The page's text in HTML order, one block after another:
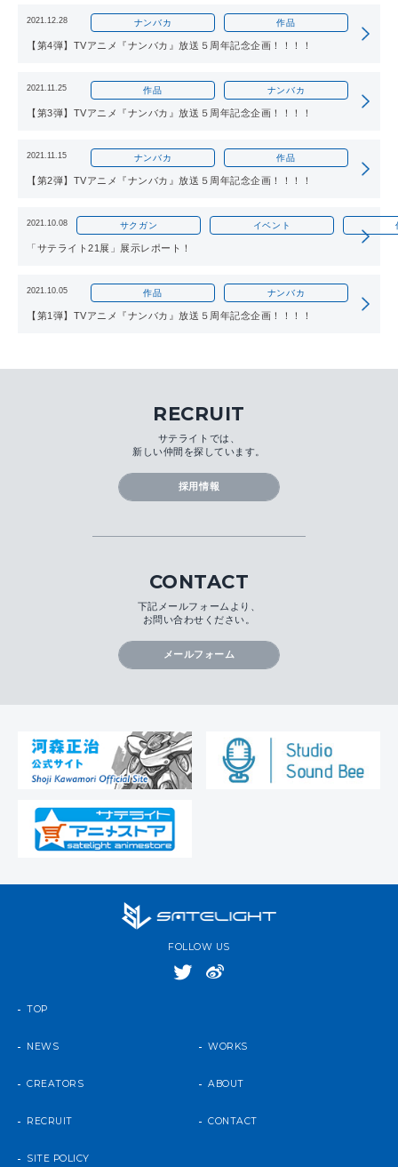
2021.12.28 ナンバカ 作品
【第4弾】TVアニメ『ナンバカ』放送５周年記念企画！！！！
2021.11.25 作品 ナンバカ
【第3弾】TVアニメ『ナンバカ』放送５周年記念企画！！！！
2021.11.15 ナンバカ 作品
【第2弾】TVアニメ『ナンバカ』放送５周年記念企画！！！！
2021.10.08 サクガン イベント
「サテライト21展」展示レポート！
2021.10.05 作品 ナンバカ
【第1弾】TVアニメ『ナンバカ』放送５周年記念企画！！！！
RECRUIT
サテライトでは、
新しい仲間を探しています。
採用情報
CONTACT
下記メールフォームより、
お問い合わせください。
メールフォーム
FOLLOW US
TOP
NEWS WORKS
CREATORS ABOUT
RECRUIT CONTACT
SITE POLICY